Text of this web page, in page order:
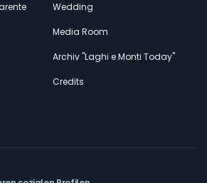
Wedding
Media Room
Archiv "Laghi e Monti Today"
Credits